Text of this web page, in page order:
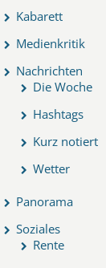
Kabarett
Medienkritik
Nachrichten
Die Woche
Hashtags
Kurz notiert
Wetter
Panorama
Soziales
Rente